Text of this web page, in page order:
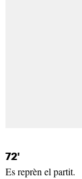
72'
Es reprèn el partit.